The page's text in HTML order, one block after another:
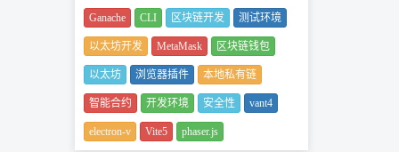
Ganache CLI 区块链开发 测试环境
以太坊开发 MetaMask 区块链钱包
以太坊 浏览器插件 本地私有链
智能合约 开发环境 安全性 vant4
electron-v Vite5 phaser.js